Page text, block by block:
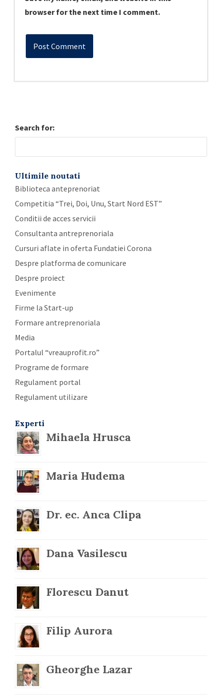
browser for the next time I comment.
Search for:
Ultimile noutati
Biblioteca anteprenoriat
Competitia “Trei, Doi, Unu, Start Nord EST”
Conditii de acces servicii
Consultanta antreprenoriala
Cursuri aflate in oferta Fundatiei Corona
Despre platforma de comunicare
Despre proiect
Evenimente
Firme la Start-up
Formare antreprenoriala
Media
Portalul “vreauprofit.ro”
Programe de formare
Regulament portal
Regulament utilizare
Experti
Mihaela Hrusca
Maria Hudema
Dr. ec. Anca Clipa
Dana Vasilescu
Florescu Danut
Filip Aurora
Gheorghe Lazar